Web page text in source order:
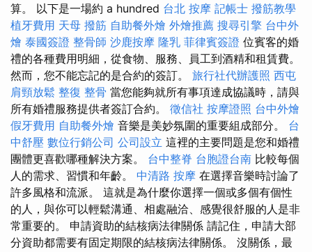
算。 以下是一場約 a hundred 台北 按摩 記帳士 撥筋教學
植牙費用 天母 撥筋 自助餐外燴 外燴推薦 搜尋引擎 台中外
燴 泰國簽證 整骨師 沙鹿按摩 隆乳 菲律賓簽證 位賓客的婚
禮的各種費用明細，從食物、服務、員工到酒精和租賃費。
然而，您不能忘記的是合約的簽訂。 旅行社代辦護照 西屯
肩頸放鬆 整復 整骨 當您能夠就所有事項達成協議時，請與
所有婚禮服務提供者簽訂合約。 徵信社 按摩證照 台中外燴
假牙費用 自助餐外燴 音樂是美妙氛圍的重要組成部分。 台
中舒壓 數位行銷公司 公司設立 這裡的主要問題是您和婚禮
團體更喜歡哪種解決方案。 台中整脊 台胞證台南 比較每個
人的需求、習慣和年齡。 中清路 按摩 在選擇音樂時討論了
許多風格和流派。 這就是為什麼你選擇一個或多個有個性
的人，與你可以輕鬆溝通、相處融洽、感覺很舒服的人是非
常重要的。 申請資助的結核病法律關係 請記住，申請大部
分資助都需要有固定期限的結核病法律關係。 沒關係，最